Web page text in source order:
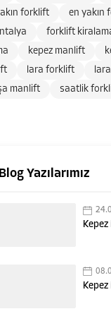
forklift
en yakın
forklift
kepez manlift
lara forklift
manlift
saatlik
Blog Yazılarımız